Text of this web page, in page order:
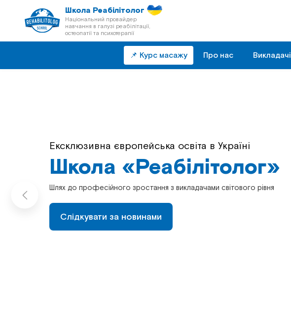
Школа Реабілітолог
Національний провайдер
навчання в галузі реабілітації,
остеопатії та психотерапії
📌 Курс масажу Про нас Викладачі
Безперервна післядипломна освіта в Україні
Школа «Реабілітолог»
Ексклюзивна європейська освіта в Україні
Школа «Реабілітолог»
Шлях до професійного зростання з викладачами світового рівня
Слідкувати за новинами